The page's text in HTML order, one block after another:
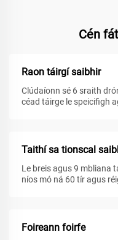
Cén
Raon táirgí saibhir
Clúdaíonn sé 6 sraith
céad táirge le speicifigh
Taithí sa tionscal
Le breis agus 9 mbliana
níos mó ná 60 tír agus
Foireann foirfe